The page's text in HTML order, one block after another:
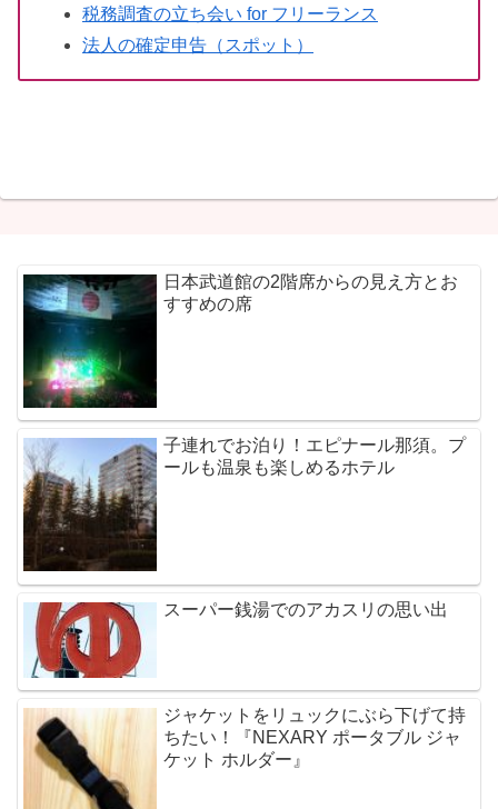
税務調査の立ち会い for フリーランス
法人の確定申告（スポット）
日本武道館の2階席からの見え方とお
すすめの席
子連れでお泊り！エピナール那須。プ
ールも温泉も楽しめるホテル
スーパー銭湯でのアカスリの思い出
ジャケットをリュックにぶら下げて持
ちたい！『NEXARY ポータブル ジャ
ケット ホルダー』